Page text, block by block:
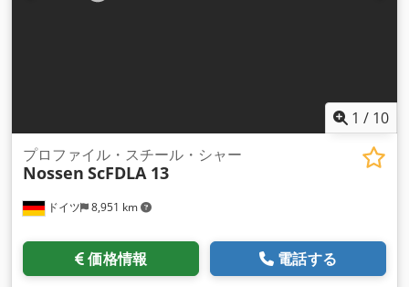
1 / 10
ドイツ 8,951 km
プロファイル・スチール・シャー
Nossen ScFDLA 13
価格情報 電話する